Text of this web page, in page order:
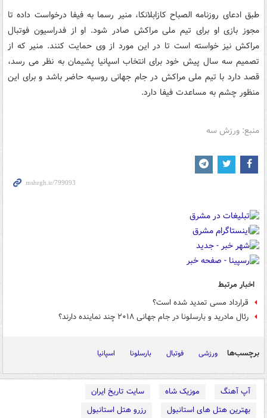
طبق ادعای روزنامه الصباح کازابلانکا، منیر رسما به فیفا درخواست داده تا
مجوز بازی او برای تیم ملی مراکش صادر شود. او از فدراسیون فوتبال
مراکش نیز خواسته است تا در این مورد از وی حمایت کنند. منیر که از
تصمیم سه سال پیش خود برای انتخاب اسپانیا پشیمان به نظر می رسد،
قصد دارد با تیم ملی مراکش در جام جهانی روسیه حاضر باشد و برای این
منظور چشم به مساعدت فیفا دارد.
منبع: ورزش سه
اخبار مرتبط
قرارداد مسی تمدید شده است؟
رئال مادرید و بارسلونا در جام جهانی ۲۰۱۸ چند نماینده دارند؟
برچسب‌ها ورزشی فوتبال بارسلونا اسپانیا
آپ آهنگ موزیک شاه
سایت تاریخ ایران
بهترین هتل های استانبول
رزرو هتل استانبول